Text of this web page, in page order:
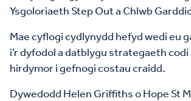
Ysgoloriaeth Step Out a Chlwb
Mae cyflogi cydlynydd hefyd wedi eu
i’r dyfodol a datblygu strategaeth
hirdymor i gefnogi costau craidd.
Dywedodd Helen Griffiths o Hope St